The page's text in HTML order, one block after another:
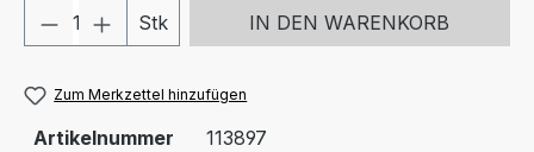
Produkt Anzahl: Gib den
Stk IN DEN WARENKORB
Zum Merkzettel hinzufügen
Artikelnummer 113897